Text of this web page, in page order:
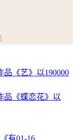
品《艺》以190000
品《蝶恋花》以
有01-16